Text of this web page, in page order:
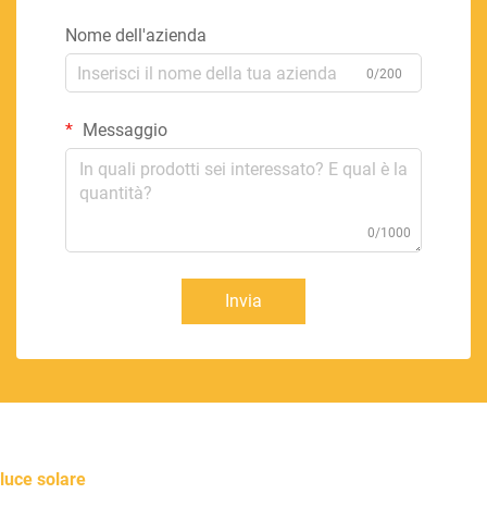
Nome dell'azienda
0/200
Messaggio
0/1000
Invia
luce solare